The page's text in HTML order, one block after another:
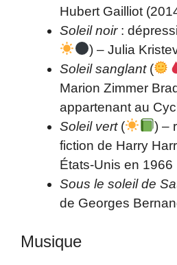
Hubert Gailliot
Soleil noir:
) – Julia
Soleil sanglant(
Marion Zimmer
appartenant au
Soleil vert (
) –
fiction de Harry
États-Unis en 1966
Sous le soleil de
de Georges
Musique